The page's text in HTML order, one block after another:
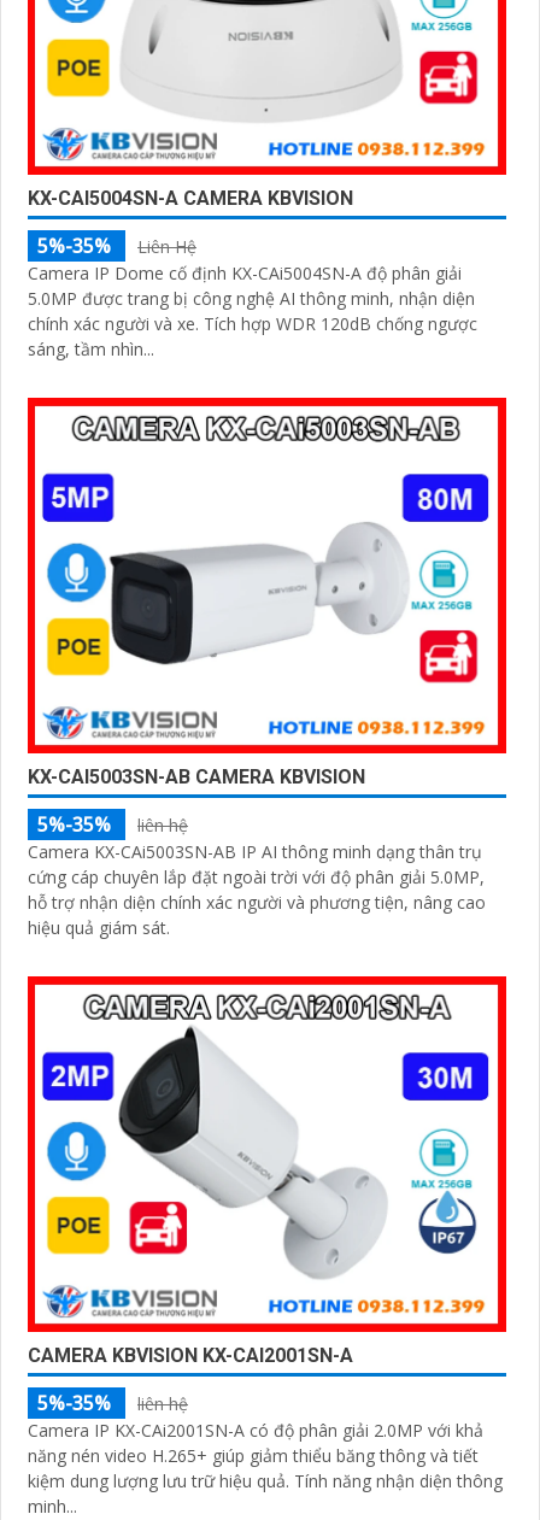
KX-CAI5004SN-A CAMERA KBVISION
5%-35%
Liên Hệ
Camera IP Dome cố định KX-CAi5004SN-A độ phân giải
5.0MP được trang bị công nghệ AI thông minh, nhận diện
chính xác người và xe. Tích hợp WDR 120dB chống ngược
sáng, tầm nhìn...
KX-CAI5003SN-AB CAMERA KBVISION
5%-35%
liên hệ
Camera KX-CAi5003SN-AB IP AI thông minh dạng thân trụ
cứng cáp chuyên lắp đặt ngoài trời với độ phân giải 5.0MP,
hỗ trợ nhận diện chính xác người và phương tiện, nâng cao
hiệu quả giám sát.
CAMERA KBVISION KX-CAI2001SN-A
5%-35%
liên hệ
Camera IP KX-CAi2001SN-A có độ phân giải 2.0MP với khả
năng nén video H.265+ giúp giảm thiểu băng thông và tiết
kiệm dung lượng lưu trữ hiệu quả. Tính năng nhận diện thông
minh...